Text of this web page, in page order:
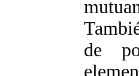
de